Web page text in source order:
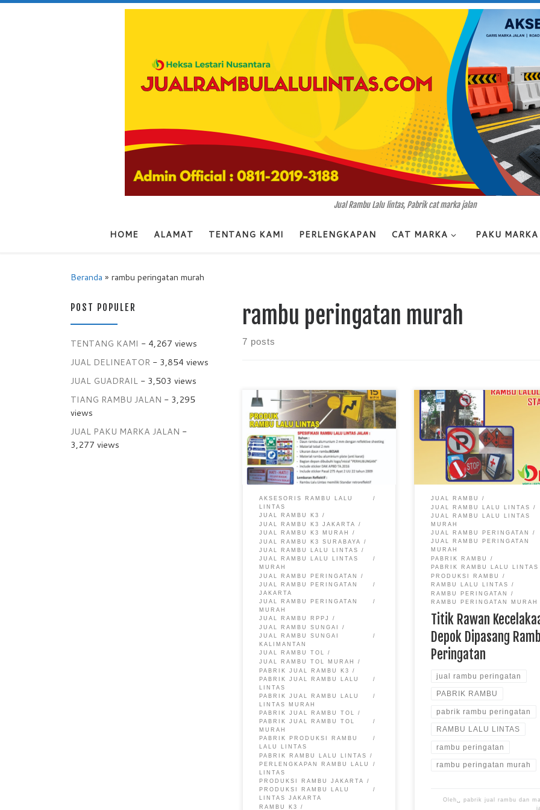
Jual Rambu Lalu lintas, Pabrik cat marka jalan
HOME ALAMAT TENTANG KAMI PERLENGKAPAN CAT MARKA PAKU
Beranda » rambu peringatan murah
rambu peringatan murah
7 posts
AKSESORIS RAMBU LALU
LINTAS
JUAL RAMBU K3
JUAL RAMBU K3 JAKARTA
JUAL RAMBU K3 MURAH
JUAL RAMBU K3 SURABAYA
JUAL RAMBU LALU LINTAS
JUAL RAMBU LALU LINTAS
MURAH
JUAL RAMBU PERINGATAN
JUAL RAMBU PERINGATAN
JAKARTA
JUAL RAMBU PERINGATAN
MURAH
JUAL RAMBU RPPJ
JUAL RAMBU SUNGAI
JUAL RAMBU SUNGAI
KALIMANTAN
JUAL RAMBU TOL
JUAL RAMBU TOL MURAH
PABRIK JUAL RAMBU K3
PABRIK JUAL RAMBU LALU
LINTAS
PABRIK JUAL RAMBU LALU
LINTAS MURAH
PABRIK JUAL RAMBU TOL
PABRIK JUAL RAMBU TOL
MURAH
PABRIK PRODUKSI RAMBU
LALU LINTAS
PABRIK RAMBU LALU LINTAS
PERLENGKAPAN RAMBU LALU
LINTAS
PRODUKSI RAMBU JAKARTA
PRODUKSI RAMBU LALU
LINTAS JAKARTA
RAMBU K3
JUAL RAMBU
JUAL RAMBU LALU LINTAS
JUAL RAMBU LALU LINTAS
MURAH
JUAL RAMBU PERINGATAN
JUAL RAMBU PERINGATAN
MURAH
PABRIK RAMBU
PABRIK RAMBU LALU LINTAS
PRODUKSI RAMBU
RAMBU LALU LINTAS
RAMBU PERINGATAN
RAMBU PERINGATAN MURAH
Titik Rawan
Depok Dipasang
Peringatan
jual rambu peringatan
PABRIK RAMBU
pabrik rambu peringatan
RAMBU LALU LINTAS
rambu peringatan
rambu peringatan murah
Oleh␣ pabrik jual rambu dan
POST POPULER
TENTANG KAMI - 4,267 views
JUAL DELINEATOR - 3,854 views
JUAL GUADRAIL - 3,503 views
TIANG RAMBU JALAN - 3,295
views
JUAL PAKU MARKA JALAN -
3,277 views